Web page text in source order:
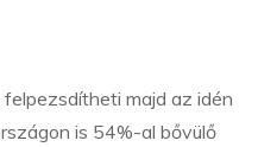
felpezsdítheti majd az idén
is 54%-al bővülő